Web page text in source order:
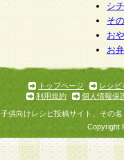
シ
そ
お
お
トップページ
レシピ
利用規約
個人情報保
子供向けレシピ投稿サイト、その
Copyright